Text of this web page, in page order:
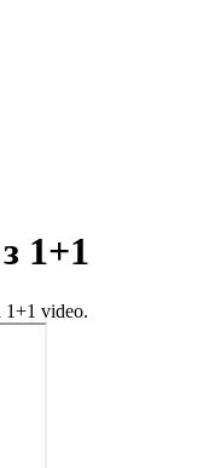
1+1
1+1 video.